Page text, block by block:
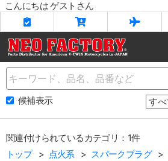
こんにちは ゲストさん
Name
候補表示
関連付けられているカテゴリ：1件
トップ
点火系 スパークプラグ